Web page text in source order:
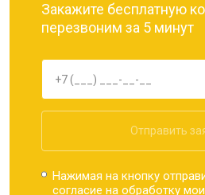
Закажите бесплатную
перезвоним за 5 минут
Отправить
Нажимая на кнопку
согласие на обработку